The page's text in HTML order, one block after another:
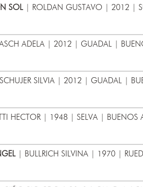
SOL | ROLDAN GUSTAVO | 2012 |
ADELA | 2012 | GUADAL |
SILVIA | 2012 | GUADAL |
HECTOR | 1948 | SELVA | BUENOS
| BULLRICH SILVINA | 1970 |